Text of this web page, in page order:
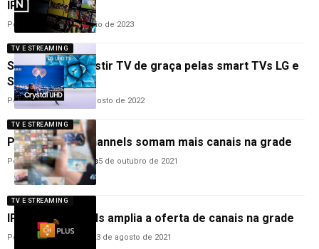
IPTV; confira!
Por Cleane Lima5 de maio de 2023
TV E STREAMING
Saiba como assistir TV de graça pelas smart TVs LG e
Samsung
PorCleane Lima 18 de agosto de 2022
TV E STREAMING
Pluto TV e LG Channels somam mais canais na grade
PorAnderson Guimarães5 de outubro de 2021
TV E STREAMING
IPTV: LG Channels amplia a oferta de canais na grade
Por Hemerson Brandão 23 de agosto de 2021